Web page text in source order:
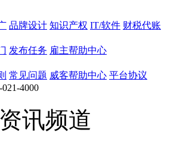
品牌设计 知识产权 IT/软件 财税代账
发布任务 雇主帮助中心
常见问题 威客帮助中心 平台协议
021-4000
资讯频道